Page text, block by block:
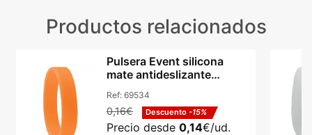
Productos relacionados
Pulsera Event silicona
mate antideslizante
Ref: 69534
0,16€ Descuento -15%
Precio desde 0,14€/ud.